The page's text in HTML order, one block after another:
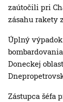
zaútočili pri
zásahu rakety
Úplný
Doneckej
Zástupca šéfa